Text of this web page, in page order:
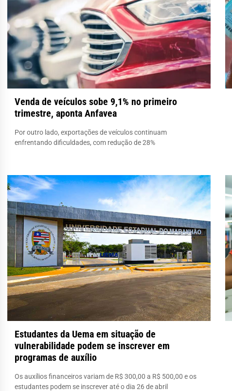
Venda de veículos sobe 9,1% no primeiro
trimestre, aponta Anfavea
Por outro lado, exportações de veículos continuam
enfrentando dificuldades, com redução de 28%
Estudantes da Uema em situação de
vulnerabilidade podem se inscrever em
programas de auxílio
Os auxílios financeiros variam de R$ 300,00 a R$ 500,00 e os
estudantes podem se inscrever até o dia 26 de abril